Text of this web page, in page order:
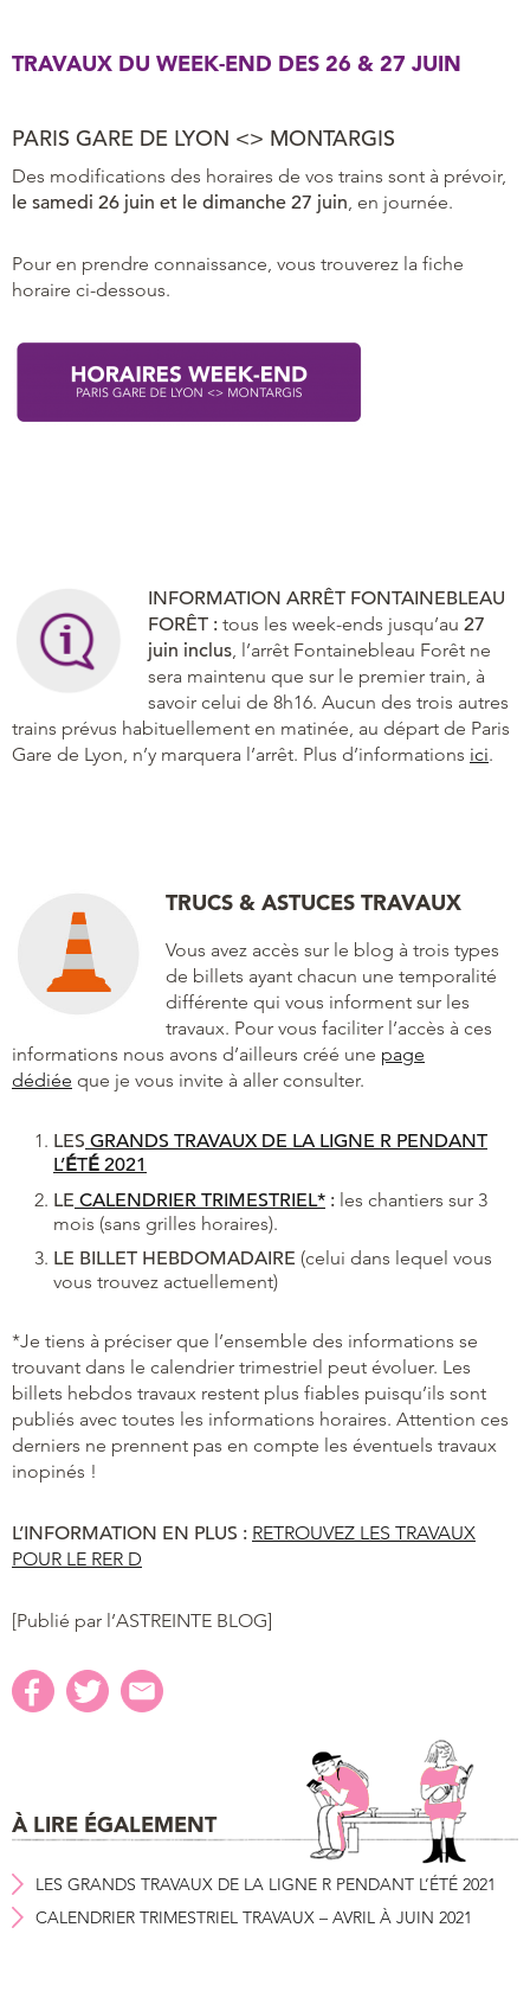
TRAVAUX DU WEEK-END DES 26 & 27 JUIN
PARIS GARE DE LYON <> MONTARGIS
Des modifications des horaires de vos trains sont à prévoir,
le samedi 26 juin et le dimanche 27 juin, en journée.
Pour en prendre connaissance, vous trouverez la fiche
horaire ci-dessous.
INFORMATION ARRÊT FONTAINEBLEAU
FORÊT : tous les week-ends jusqu’au 27
juin inclus, l’arrêt Fontainebleau Forêt ne
sera maintenu que sur le premier train, à
savoir celui de 8h16. Aucun des trois autres
trains prévus habituellement en matinée, au départ de Paris
Gare de Lyon, n’y marquera l’arrêt. Plus d’informations ici.
TRUCS & ASTUCES TRAVAUX
Vous avez accès sur le blog à trois types
de billets ayant chacun une temporalité
différente qui vous informent sur les
travaux. Pour vous faciliter l’accès à ces
informations nous avons d’ailleurs créé une page
dédiée que je vous invite à aller consulter.
LES GRANDS TRAVAUX DE LA LIGNE R PENDANT
L’ÉTÉ 2021
LE CALENDRIER TRIMESTRIEL* : les chantiers sur 3
mois (sans grilles horaires).
LE BILLET HEBDOMADAIRE (celui dans lequel vous
vous trouvez actuellement)
*Je tiens à préciser que l’ensemble des informations se
trouvant dans le calendrier trimestriel peut évoluer. Les
billets hebdos travaux restent plus fiables puisqu’ils sont
publiés avec toutes les informations horaires. Attention ces
derniers ne prennent pas en compte les éventuels travaux
inopinés !
L’INFORMATION EN PLUS : RETROUVEZ LES TRAVAUX
POUR LE RER D
[Publié par l’ASTREINTE BLOG]
À LIRE ÉGALEMENT
LES GRANDS TRAVAUX DE LA LIGNE R PENDANT L’ÉTÉ 2021
CALENDRIER TRIMESTRIEL TRAVAUX – AVRIL À JUIN 2021